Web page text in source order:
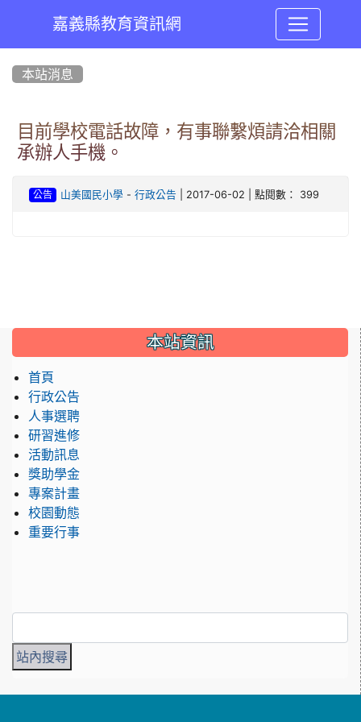
嘉義縣教育資訊網
本站消息
目前學校電話故障，有事聯繫煩請洽相關
承辦人手機。
公告 山美國民小學- 行政公告 | 2017-06-02 | 點閱數： 399
::: 本站資訊
首頁
行政公告
人事選聘
研習進修
活動訊息
獎助學金
專案計畫
校園動態
重要行事